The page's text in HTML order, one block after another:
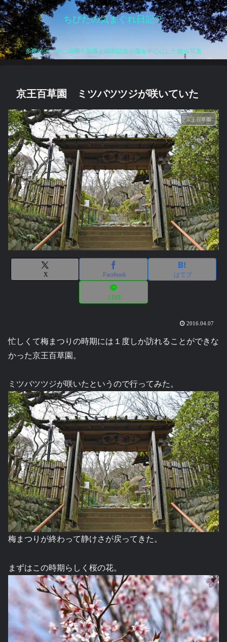
ちびたの気まぐれ日記２
多摩地区、特に高幡不動尊と昭和記念公園を中心にした散歩写真
京王百草園 ミツバツツジが咲いていた
京王百草園
X Facebook はてブ
LINE
2016.04.07
忙しくて梅まつりの時期には１度しか訪れることができな
かった京王百草園。
ミツバツツジが咲いたというので行ってみた。
梅まつりが終わって静けさが戻ってきた。
まずはこの時期らしく桜の花。